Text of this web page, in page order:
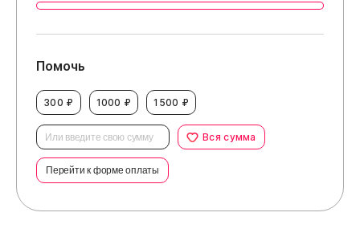
Помочь
300 ₽ 1000 ₽ 1500 ₽
Вся сумма
Перейти к форме оплаты